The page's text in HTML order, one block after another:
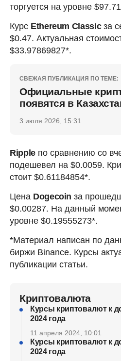
торгуется на уровне
Курс Ethereum Classicза
$0.47. Актуальная
$33.97869827*.
СВЕЖАЯ ПУБЛИКАЦИЯ ПО ТЕМЕ:
Официальные
появятся в
3 июля 2026, 15:31
Rippleпо сравнению со
подешевел на $0.0059.
стоит $0.61184854*.
Цена Dogecoin за
$0.00287. На данный
уровне $0.19555273*.
*Материал написан по
биржи Binance. Курсы
публикации статьи.
Криптовалюта
Курсы криптовалют к
2024 года
11 апреля 2024, 10:01
Курсы криптовалют к
2024 года